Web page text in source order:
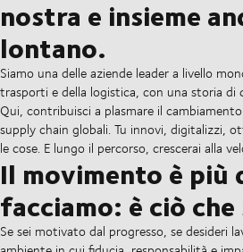
nostra e insieme
lontano.
Siamo una delle aziende leader a livello
trasporti e della logistica, con una storia di
Qui, contribuisci a plasmare il
supply chain globali. Tu innovi, digitalizzi,
le cose. E lungo il percorso, crescerai alla
Il movimento è più
facciamo: è ciò che
Se sei motivato dal progresso, se desideri